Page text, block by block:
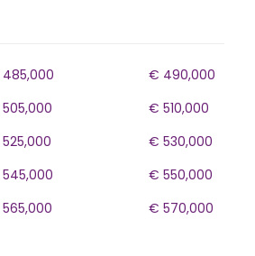
€ 490,000
€ 510,000
€ 530,000
€ 550,000
€ 570,000